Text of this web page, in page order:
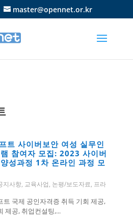
master@opennet.or.kr
트 사이버보안 여성 실무인
참여자 모집: 2023 사이버
성과정 1차 온라인 과정 모
지사항, 교육사업, 논평/보도자료, 프라
트 국제 공인자격증 취득 기회 제공,
제공, 취업컨설팅,...